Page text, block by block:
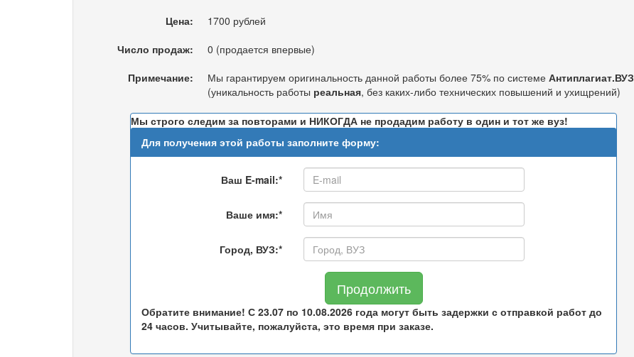
Цена:
1700 рублей
Число продаж:
0 (продается впервые)
Примечание:
Мы гарантируем оригинальность данной работы более 75% по системе Антиплагиат.ВУЗ
(уникальность работы реальная, без каких-либо технических повышений и ухищрений)
Мы строго следим за повторами и НИКОГДА не продадим работу в один и тот же вуз!
Для получения этой работы заполните форму:
Ваш E-mail:*
Ваше имя:*
Город, ВУЗ:*
Продолжить
Обратите внимание! С 23.07 по 10.08.2026 года могут быть задержки с отправкой работ до
24 часов. Учитывайте, пожалуйста, это время при заказе.